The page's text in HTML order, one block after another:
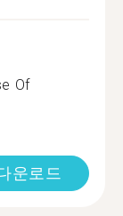
Of
운로드